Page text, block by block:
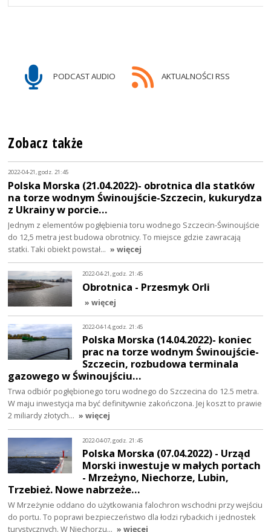
PODCAST AUDIO AKTUALNOŚCI RSS
Zobacz także
2022-04-21, godz. 21:45
Polska Morska (21.04.2022)- obrotnica dla statków
na torze wodnym Świnoujście-Szczecin, kukurydza
z Ukrainy w porcie…
Jednym z elementów pogłębienia toru wodnego Szczecin-Świnoujście
do 12,5 metra jest budowa obrotnicy. To miejsce gdzie zawracają
statki. Taki obiekt powstał… » więcej
2022-04-21, godz. 21:45
Obrotnica - Przesmyk Orli
» więcej
2022-04-14, godz. 21:45
Polska Morska (14.04.2022)- koniec
prac na torze wodnym Świnoujście-
Szczecin, rozbudowa terminala
gazowego w Świnoujściu…
Trwa odbiór pogłębionego toru wodnego do Szczecina do 12.5 metra.
W maju inwestycja ma być definitywnie zakończona. Jej koszt to prawie
2 miliardy złotych… » więcej
2022-04-07, godz. 21:45
Polska Morska (07.04.2022) - Urząd
Morski inwestuje w małych portach
- Mrzeżyno, Niechorze, Lubin,
Trzebież. Nowe nabrzeże…
W Mrzeżynie oddano do użytkowania falochron wschodni przy wejściu
do portu. To poprawi bezpieczeństwo dla łodzi rybackich i jednostek
turystycznych. W Niechorzu… » więcej